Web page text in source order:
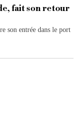
fait son retour
son entrée dans le port